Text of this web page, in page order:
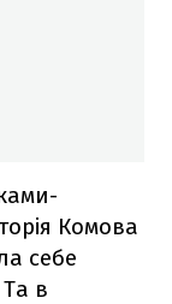
Комова
себе
в